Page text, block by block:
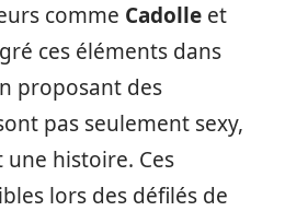
comme Cadolle et
ces éléments dans
proposant des
pas seulement sexy,
histoire. Ces
lors des défilés de